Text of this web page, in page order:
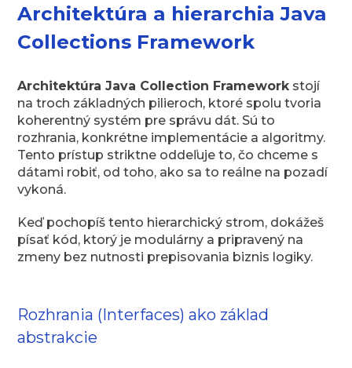
Architektúra a hierarchia Java
Collections Framework
Architektúra Java Collection Frameworkstojí
na troch základných pilieroch, ktoré spolu tvoria
koherentný systém pre správu dát. Sú to
rozhrania, konkrétne implementácie a algoritmy.
Tento prístup striktne oddeľuje to, čo chceme s
dátami robiť, od toho, ako sa to reálne na pozadí
vykoná.
Keď pochopíš tento hierarchický strom, dokážeš
písať kód, ktorý je modulárny a pripravený na
zmeny bez nutnosti prepisovania biznis logiky.
Rozhrania (Interfaces) ako základ
abstrakcie